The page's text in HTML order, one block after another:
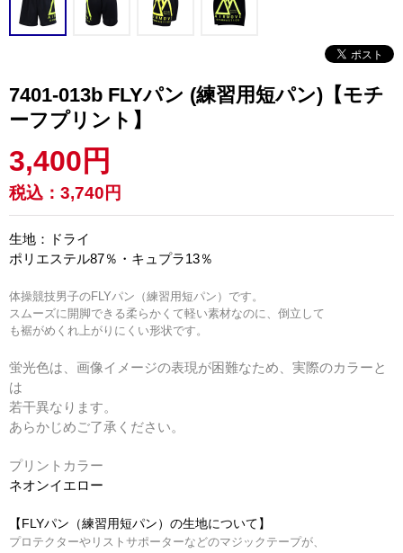
7401-013b FLYパン (練習用短パン)【モチ
ーフプリント】
3,400円
税込： 3,740円
生地：ドライ
ポリエステル87％・キュプラ13％
体操競技男子のFLYパン（練習用短パン）です。
スムーズに開脚できる柔らかくて軽い素材なのに、倒立して
も裾がめくれ上がりにくい形状です。
蛍光色は、画像イメージの表現が困難なため、実際のカラーと
は
若干異なります。
あらかじめご了承ください。
プリントカラー
ネオンイエロー
【FLYパン（練習用短パン）の生地について】
プロテクターやリストサポーターなどのマジックテープが、